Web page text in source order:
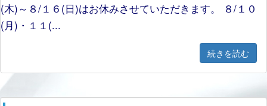
(木)～８/１６(日)はお休みさせていただきます。 ８/１０
(月)・１１(...
続きを読む